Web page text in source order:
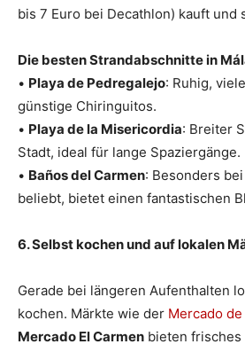
bis 7 Euro bei Decathlon) kauft und
Die besten Strandabschnitte in
• Playa de Pedregalejo: Ruhig,
günstige Chiringuitos.
• Playa de la Misericordia: Breiter
Stadt, ideal für lange Spaziergänge.
• Baños del Carmen: Besonders
beliebt, bietet einen fantastischen
6. Selbst kochen und auf lokalen
Gerade bei längeren Aufenthalten
kochen. Märkte wie der Mercado de
Mercado El Carmen bieten frisches